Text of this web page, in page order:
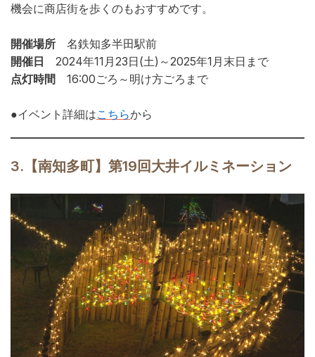
機会に商店街を歩くのもおすすめです。
開催場所 名鉄知多半田駅前
開催日 2024年11月23日(土)～2025年1月末日まで
点灯時間
16:00ごろ～明け方ごろまで
●イベント詳細はこちらから
3.【南知多町】第19回大井イルミネーション